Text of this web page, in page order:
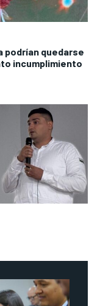
podrían quedarse
incumplimiento